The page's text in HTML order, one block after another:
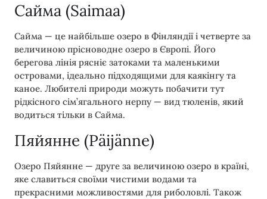
Сайма (Saimaa)
Сайма — це найбільше озеро в Фінляндії і четверте за
величиною прісноводне озеро в Європі. Його
берегова лінія рясніє затоками та маленькими
островами, ідеально підходящими для каякінгу та
каное. Любителі природи можуть побачити тут
рідкісного сім’ягального нерпу — вид тюленів, який
водиться тільки в Сайма.
Пяйянне (Päijänne)
Озеро Пяйянне — друге за величиною озеро в країні,
яке славиться своїми чистими водами та
прекрасними можливостями для риболовлі. Також